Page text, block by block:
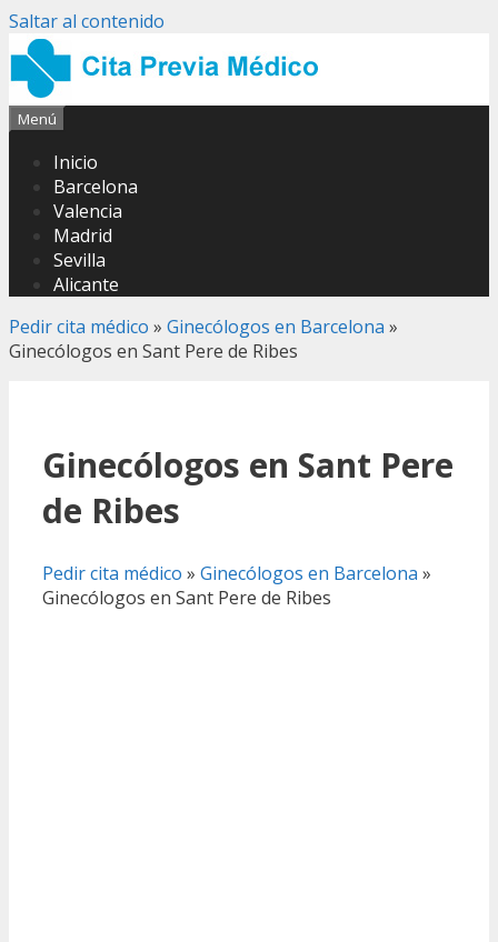
Saltar al contenido
Menú
Inicio
Barcelona
Valencia
Madrid
Sevilla
Alicante
Pedir cita médico » Ginecólogos en Barcelona »
Ginecólogos en Sant Pere de Ribes
Ginecólogos en Sant Pere
de Ribes
Pedir cita médico » Ginecólogos en Barcelona »
Ginecólogos en Sant Pere de Ribes